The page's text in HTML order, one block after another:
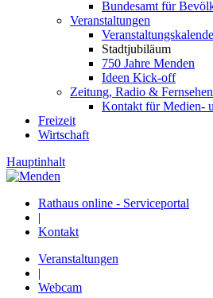
Bundesamt für
Veranstaltungen
Stadtjubiläum
750 Jahre Menden
Ideen Kick-off
Zeitung, Radio & Fernsehen
Kontakt für Medien-
Freizeit
Wirtschaft
Hauptinhalt
Rathaus online - Serviceportal
|
Kontakt
Veranstaltungen
|
Webcam